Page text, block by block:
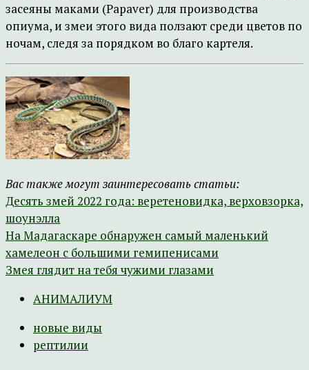
засеяны маками (Papaver) для производства
опиума, и змеи этого вида ползают среди цветов по
ночам, следя за порядком во благо картеля.
Вас также могут заинтересовать статьи:
Десять змей 2022 года: веретеновидка, верховзорка,
шоунэлла
На Мадагаскаре обнаружен самый маленький
хамелеон с большими гемипенисами
Змея глядит на тебя чужими глазами
АНИМАЛИУМ
новые виды
рептилии